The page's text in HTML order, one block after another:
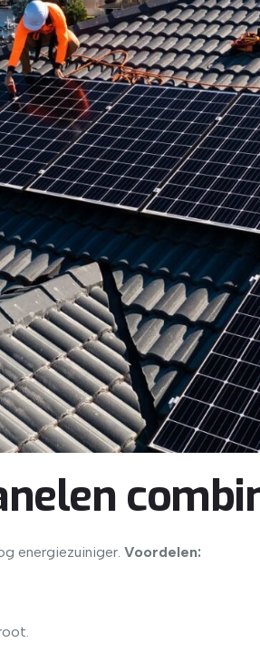
energiezuiniger. Voordelen: